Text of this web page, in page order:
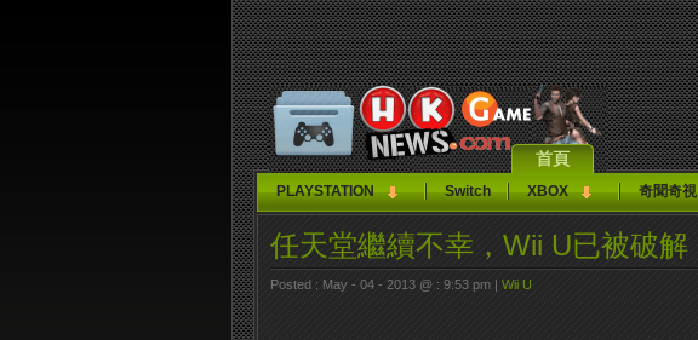
首頁
PLAYSTATION Switch XBOX 奇聞奇視
任天堂繼續不幸，Wii U已被破解
Posted : May - 04 - 2013 @ : 9:53 pm | Wii U